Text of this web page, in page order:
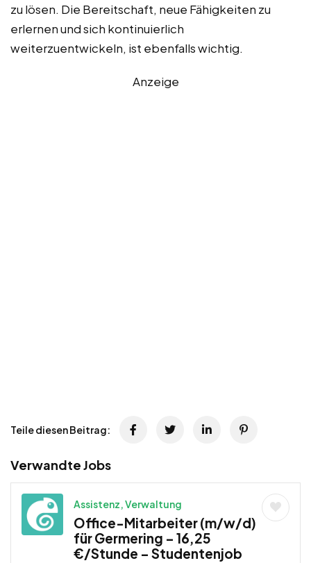
zu lösen. Die Bereitschaft, neue Fähigkeiten zu
erlernen und sich kontinuierlich
weiterzuentwickeln, ist ebenfalls wichtig.
Anzeige
Teile diesen Beitrag:
Verwandte Jobs
Assistenz, Verwaltung
Office-Mitarbeiter (m/w/d)
für Germering – 16,25
€/Stunde – Studentenjob